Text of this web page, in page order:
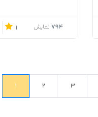
794 نمایش 1
1 2 3